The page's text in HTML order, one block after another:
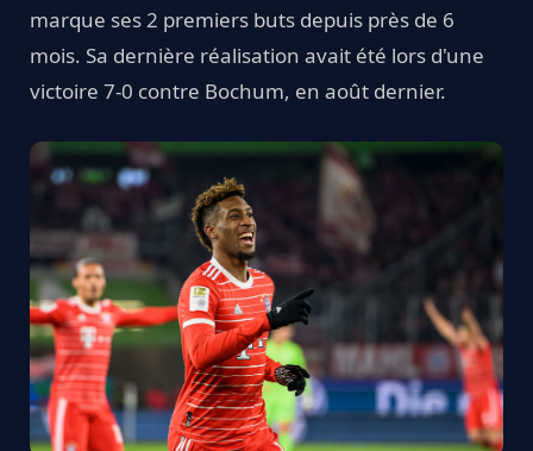
marque ses 2 premiers buts depuis près de 6
mois. Sa dernière réalisation avait été lors d'une
victoire 7-0 contre Bochum, en août dernier.